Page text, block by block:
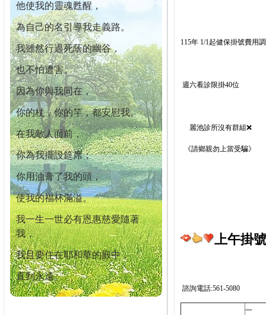
他使我的靈魂甦醒，
為自己的名引導我走義路。
我雖然行過死蔭的幽谷，
也不怕遭害。
因為你與我同在，
你的杖，你的竿，都安慰我。
在我敵人面前，
你為我擺設筵席；
你用油膏了我的頭，
使我的福杯滿溢。
我一生一世必有恩惠慈愛隨著
我，
我且要住在耶和華的殿中，
直到永遠。
115年 1/1起健保掛號費用
週六看診限掛40位
麗池診所沒有群組❌
《請鄉親勿上當受騙》
上午掛
諮詢電話:561-5080
一